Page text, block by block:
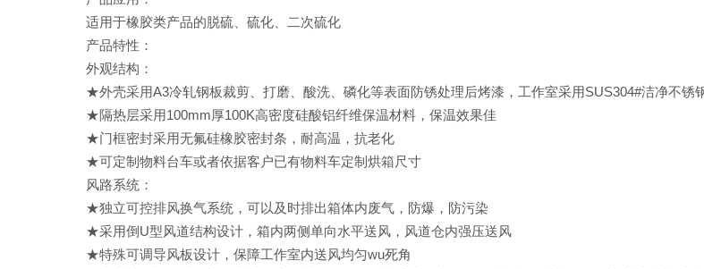
适用于橡胶类产品的脱硫、硫化、二次硫化
产品特性：
外观结构：
★外壳采用A3冷轧钢板裁剪、打磨、酸洗、磷化等表面防锈处理后烤漆，工作室采用SUS304#洁净不锈
★隔热层采用100mm厚100K高密度硅酸铝纤维保温材料，保温效果佳
★门框密封采用无氟硅橡胶密封条，耐高温，抗老化
★可定制物料台车或者依据客户已有物料车定制烘箱尺寸
风路系统：
★独立可控排风换气系统，可以及时排出箱体内废气，防爆，防污染
★采用倒U型风道结构设计，箱内两侧单向水平送风，风道仓内强压送风
★特殊可调导风板设计，保障工作室内送风均匀wu死角